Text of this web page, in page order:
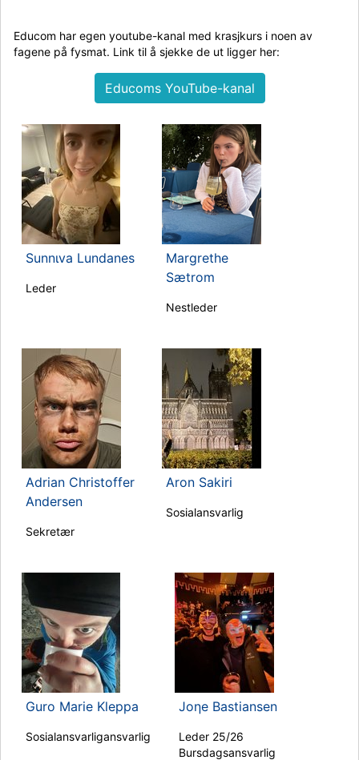
Educom har egen youtube-kanal med krasjkurs i noen av
fagene på fysmat. Link til å sjekke de ut ligger her:
Educoms YouTube-kanal
Sunnιva Lundanes
Leder
Margrethe
Sætrom
Nestleder
Adrian Christoffer
Andersen
Sekretær
Aron Sakiri
Sosialansvarlig
Guro Marie Kleppa
Sosialansvarligansvarlig
Joηe Bastiansen
Leder 25/26
Bursdagsansvarlig